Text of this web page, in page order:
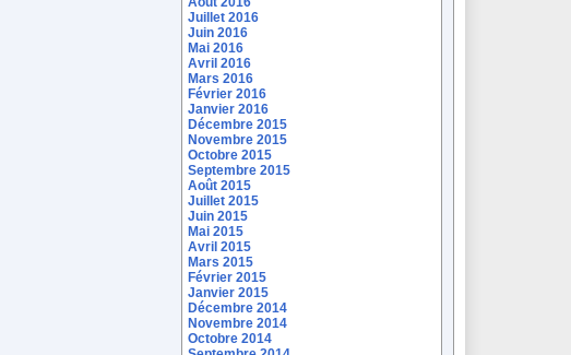
Juillet 2016
Juin 2016
Mai 2016
Avril 2016
Mars 2016
Février 2016
Janvier 2016
Décembre 2015
Novembre 2015
Octobre 2015
Septembre 2015
Août 2015
Juillet 2015
Juin 2015
Mai 2015
Avril 2015
Mars 2015
Février 2015
Janvier 2015
Décembre 2014
Novembre 2014
Octobre 2014